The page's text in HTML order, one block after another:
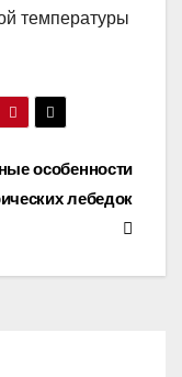
температуры
особенности
лебедок